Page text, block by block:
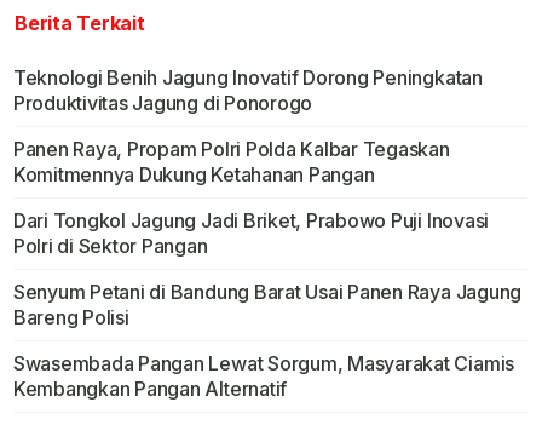
Berita Terkait
Teknologi Benih Jagung Inovatif Dorong Peningkatan
Produktivitas Jagung di Ponorogo
Panen Raya, Propam Polri Polda Kalbar Tegaskan
Komitmennya Dukung Ketahanan Pangan
Dari Tongkol Jagung Jadi Briket, Prabowo Puji Inovasi
Polri di Sektor Pangan
Senyum Petani di Bandung Barat Usai Panen Raya Jagung
Bareng Polisi
Swasembada Pangan Lewat Sorgum, Masyarakat Ciamis
Kembangkan Pangan Alternatif